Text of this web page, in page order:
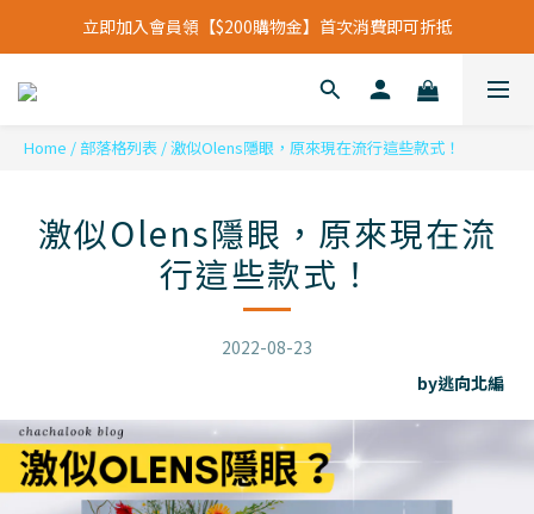
立即加入會員領【$200購物金】首次消費即可折抵
立即加入會員領【$200購物金】首次消費即可折抵
會員福利新升級⁺紅利點數【1點折抵現金$1元】
Home / 部落格列表 /激似Olens隱眼，原來現在流行這些款式！
激似Olens隱眼，原來現在流
行這些款式！
2022-08-23
by逃向北編